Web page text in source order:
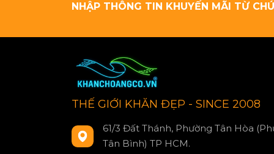
NHẬP THÔNG TIN KHUYẾN MÃI TỪ
THẾ GIỚI KHĂN ĐẸP - SINCE 2008
61/3 Đất Thánh, Phường Tân Hòa
Tân Bình) TP HCM.